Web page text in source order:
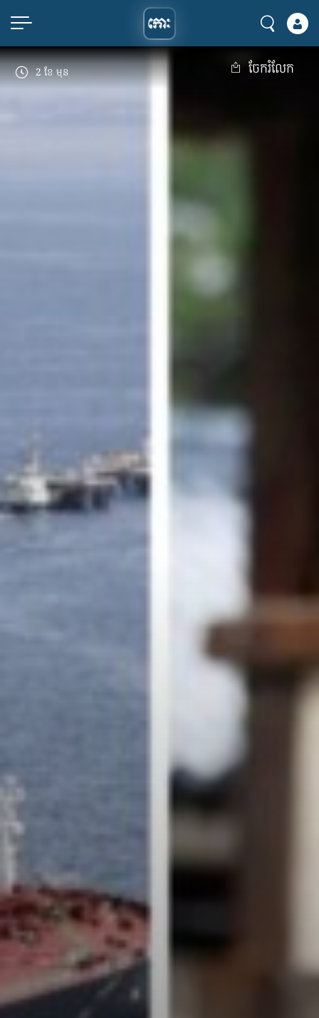
ចែករំលែក
2 ខែ មុន